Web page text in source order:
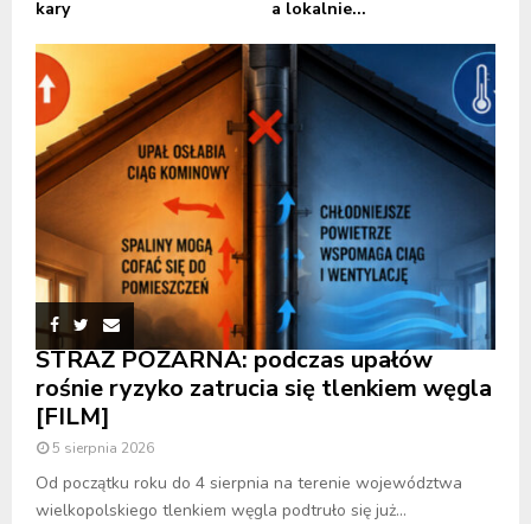
kary
a lokalnie...
STRAŻ POŻARNA: podczas upałów
rośnie ryzyko zatrucia się tlenkiem węgla
[FILM]
5 sierpnia 2026
Od początku roku do 4 sierpnia na terenie województwa
wielkopolskiego tlenkiem węgla podtruło się już...